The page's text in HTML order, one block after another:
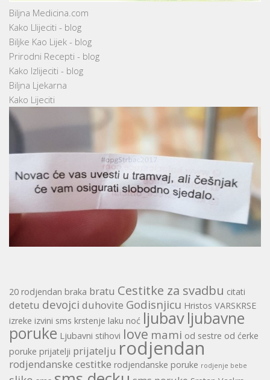
Biljna Medicina.com
Kako Llijeciti - blog
Biljke Kao Lijek - blog
Prirodni Recepti - blog
Kako Izlijeciti - blog
Biljna Ljekarna
Kako Lijeciti
20 rodjendan braka bratu Cestitke za svadbu citati
detetu devojci duhovite Godisnjicu Hristos VARSKRSE
izreke izvini sms krstenje laku noć ljubavljubavne
poruke Ljubavni stihovi love mami od sestre od ćerke
poruke prijatelji prijatelju rodjendan
rodjendanske cestitke rodjendanske poruke rodjenje bebe